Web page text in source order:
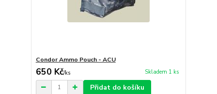
Condor Ammo Pouch - ACU
650 Kč/ks Skladem 1 ks
Přidat do košíku